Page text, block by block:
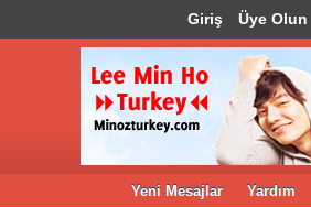
Giriş Üye Olun
Yeni Mesajlar Yardım